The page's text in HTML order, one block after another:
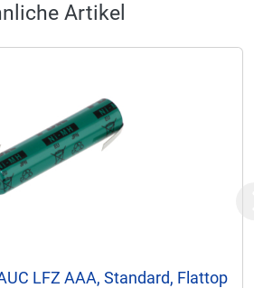
Artikel
LFZ AAA, Standard, Flattop